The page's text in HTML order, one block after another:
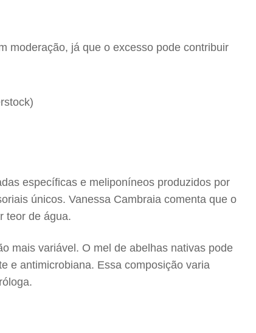
moderação, já que o excesso pode contribuir
específicas e meliponíneos produzidos por
únicos. Vanessa Cambraia comenta que o
teor de água.
mais variável. O mel de abelhas nativas pode
e antimicrobiana. Essa composição varia